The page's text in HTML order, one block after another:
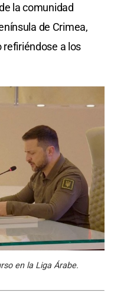
la comunidad
de Crimea,
refiriéndose a los
en la Liga Árabe.